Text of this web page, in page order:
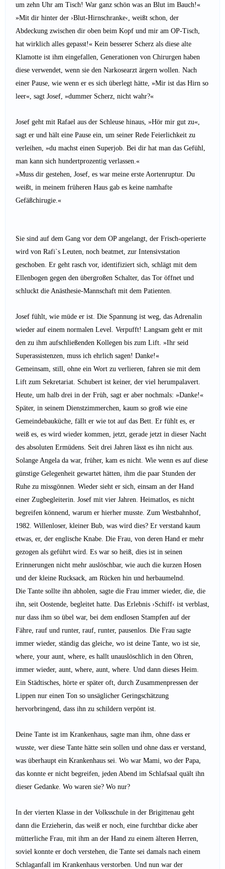
um zehn Uhr am Tisch! War ganz schön was an Blut im Bauch!«
»Mit dir hinter der ›Blut-Hirnschranke‹, weißt schon, der
Abdeckung zwischen dir oben beim Kopf und mir am OP-Tisch,
hat wirklich alles gepasst!« Kein besserer Scherz als diese alte
Klamotte ist ihm eingefallen, Generationen von Chirurgen haben
diese verwendet, wenn sie den Narkosearzt ärgern wollen. Nach
einer Pause, wie wenn er es sich überlegt hätte, »Mir ist das Hirn so
leer«, sagt Josef, »dummer Scherz, nicht wahr?«
Josef geht mit Rafael aus der Schleuse hinaus, »Hör mir gut zu«,
sagt er und hält eine Pause ein, um seiner Rede Feierlichkeit zu
verleihen, »du machst einen Superjob. Bei dir hat man das Gefühl,
man kann sich hundertprozentig verlassen.«
»Muss dir gestehen, Josef, es war meine erste Aortenruptur. Du
weißt, in meinem früheren Haus gab es keine namhafte
Gefäßchirugie.«
Sie sind auf dem Gang vor dem OP angelangt, der Frisch-operierte
wird von Rafi`s Leuten, noch beatmet, zur Intensivstation
geschoben. Er geht rasch vor, identifiziert sich, schlägt mit dem
Ellenbogen gegen den übergroßen Schalter, das Tor öffnet und
schluckt die Anästhesie-Mannschaft mit dem Patienten.
Josef fühlt, wie müde er ist. Die Spannung ist weg, das Adrenalin
wieder auf einem normalen Level. Verpufft! Langsam geht er mit
den zu ihm aufschließenden Kollegen bis zum Lift. »Ihr seid
Superassistenzen, muss ich ehrlich sagen! Danke!«
Gemeinsam, still, ohne ein Wort zu verlieren, fahren sie mit dem
Lift zum Sekretariat. Schubert ist keiner, der viel herumpalavert.
Heute, um halb drei in der Früh, sagt er aber nochmals: »Danke!«
Später, in seinem Dienstzimmerchen, kaum so groß wie eine
Gemeindebauküche, fällt er wie tot auf das Bett. Er fühlt es, er
weiß es, es wird wieder kommen, jetzt, gerade jetzt in dieser Nacht
des absoluten Ermüdens. Seit drei Jahren lässt es ihn nicht aus.
Solange Angela da war, früher, kam es nicht. Wie wenn es auf diese
günstige Gelegenheit gewartet hätten, ihm die paar Stunden der
Ruhe zu missgönnen. Wieder sieht er sich, einsam an der Hand
einer Zugbegleiterin. Josef mit vier Jahren. Heimatlos, es nicht
begreifen könnend, warum er hierher musste. Zum Westbahnhof,
1982. Willenloser, kleiner Bub, was wird dies? Er verstand kaum
etwas, er, der englische Knabe. Die Frau, von deren Hand er mehr
gezogen als geführt wird. Es war so heiß, dies ist in seinen
Erinnerungen nicht mehr auslöschbar, wie auch die kurzen Hosen
und der kleine Rucksack, am Rücken hin und herbaumelnd.
Die Tante sollte ihn abholen, sagte die Frau immer wieder, die, die
ihn, seit Oostende, begleitet hatte. Das Erlebnis ›Schiff‹ ist verblast,
nur dass ihm so übel war, bei dem endlosen Stampfen auf der
Fähre, rauf und runter, rauf, runter, pausenlos. Die Frau sagte
immer wieder, ständig das gleiche, wo ist deine Tante, wo ist sie,
where, your aunt, where, es hallt unauslöschlich in den Ohren,
immer wieder, aunt, where, aunt, where. Und dann dieses Heim.
Ein Städtisches, hörte er später oft, durch Zusammenpressen der
Lippen nur einen Ton so unsäglicher Geringschätzung
hervorbringend, dass ihn zu schildern verpönt ist.
Deine Tante ist im Krankenhaus, sagte man ihm, ohne dass er
wusste, wer diese Tante hätte sein sollen und ohne dass er verstand,
was überhaupt ein Krankenhaus sei. Wo war Mami, wo der Papa,
das konnte er nicht begreifen, jeden Abend im Schlafsaal quält ihn
dieser Gedanke. Wo waren sie? Wo nur?
In der vierten Klasse in der Volksschule in der Brigittenau geht
dann die Erzieherin, das weiß er noch, eine furchtbar dicke aber
mütterliche Frau, mit ihm an der Hand zu einem älteren Herren,
soviel konnte er doch verstehen, die Tante sei damals nach einem
Schlaganfall im Krankenhaus verstorben. Und nun war der